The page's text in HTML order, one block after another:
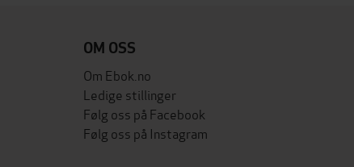
OM OSS
Om Ebok.no
Ledige stillinger
Følg oss på Facebook
Følg oss på Instagram